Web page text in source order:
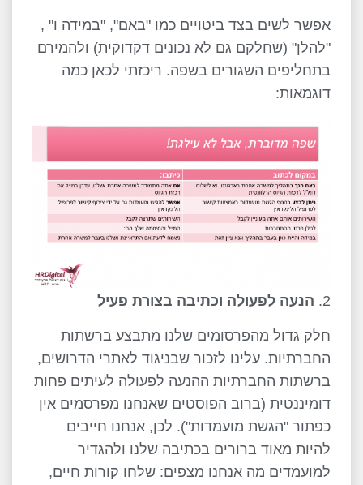
אפשר לשים בצד ביטויים כמו "באם", "במידה ו" ,
"להלן" (שחלקם גם לא נכונים דקדוקית) ולהמירם
בתחליפים השגורים בשפה. ריכזתי לכאן כמה
דוגמאות:
הנעה לפעולה וכתיבה בצורת פעיל
חלק גדול מהפרסומים שלנו מתבצע ברשתות
החברתיות. עלינו לזכור שבניגוד לאתרי הדרושים,
ברשתות החברתיות ההנעה לפעולה לעיתים פחות
דומיננטית (ברוב הפוסטים שאנחנו מפרסמים אין
כפתור "הגשת מועמדות"). לכן, אנחנו חייבים
להיות מאוד ברורים בכתיבה שלנו ולהגדיר
למועמדים מה אנחנו מצפים: שלחו קורות חיים,